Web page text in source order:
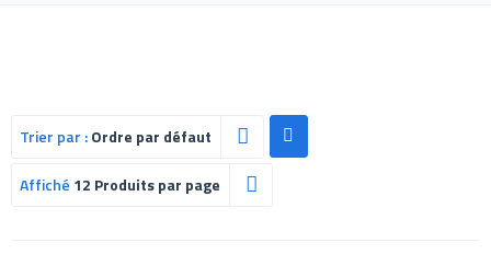
Trier par :Ordre par défaut
Affiché 12 Produits par page